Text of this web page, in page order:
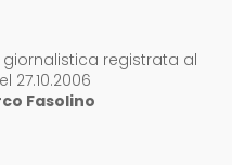
registrata al
27.10.2006
Fasolino